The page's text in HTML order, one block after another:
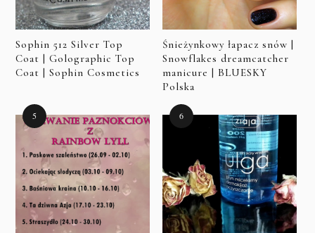
Sophin 512 Silver Top
Coat | Golographic Top
Coat | Sophin Cosmetics
Śnieżynkowy łapacz snów |
Snowflakes dreamcatcher
manicure | BLUESKY
Polska